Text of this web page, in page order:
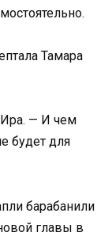
Тамара
Ира. — И чем
будет для
барабанили
главы в